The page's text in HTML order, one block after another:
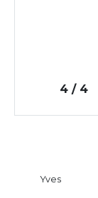
4 / 4
Yves